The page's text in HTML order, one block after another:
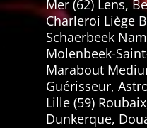
Mer (62) Lens,
Charleroi Liège
Schaerbeek
Molenbeek-
Marabout
Guérisseur,
Lille (59)
Dunkerque,